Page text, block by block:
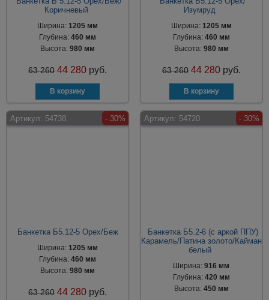
Коричневый
Ширина:1205 мм
Глубина:460 мм
Высота:980 мм
63 260 44 280 руб.
Изумруд
Ширина: 1205 мм
Глубина: 460 мм
Высота: 980 мм
63 260 44 280 руб.
Артикул: 54738 - 30%
Банкетка Б5.12-5 Орех/Беж
Ширина:1205 мм
Глубина:460 мм
Высота:980 мм
63 260 44 280 руб.
Артикул: 54720 - 30%
Банкетка Б5.2-6 (с аркой ППУ)
Карамель/Патина золото/Кайман
белый
Ширина:916 мм
Глубина: 420 мм
Высота: 450 мм